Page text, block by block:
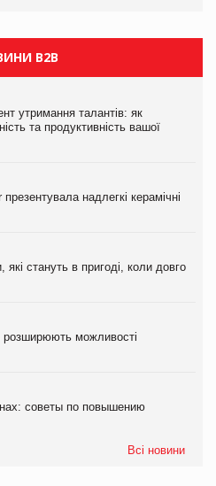
B2B
утримання талантів: як
та продуктивність вашої
надлегкі керамічні
стануть в пригоді, коли довго
можливості
советы по повышению
Всі новини